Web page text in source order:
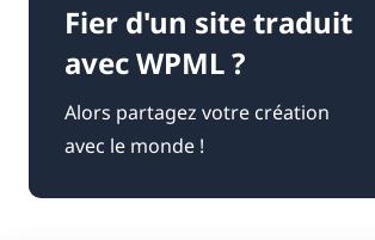
Fier d'un site traduit
avec WPML ?
Alors partagez votre création
avec le monde !